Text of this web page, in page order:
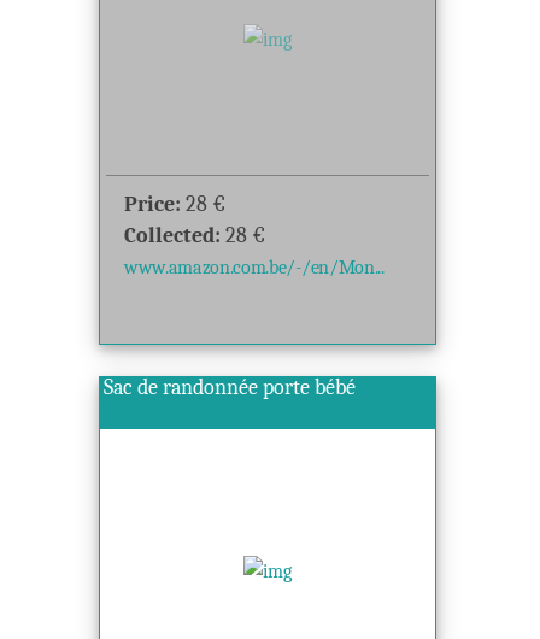
Price: 28 €
Collected: 28 €
www.amazon.com.be/-/en/Mon...
Sac de randonnée porte bébé